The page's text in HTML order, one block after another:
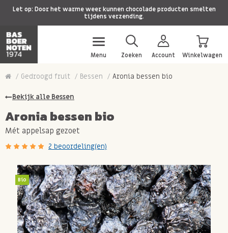
Let op: Door het warme weer kunnen chocolade producten smelten
tijdens verzending.
Menu Zoeken Account Winkelwagen
Gedroogd fruit Bessen Aronia bessen bio
Bekijk alle Bessen
Aronia bessen bio
Mét appelsap gezoet
2 beoordeling(en)
Bio